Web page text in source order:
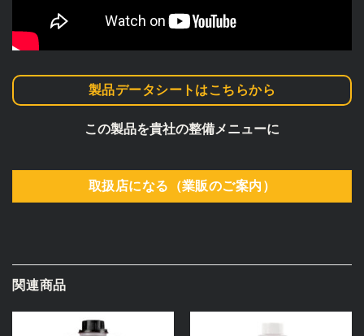
製品データシートはこちらから
この製品を貴社の整備メニューに
取扱店になる（業販のご案内）
関連商品